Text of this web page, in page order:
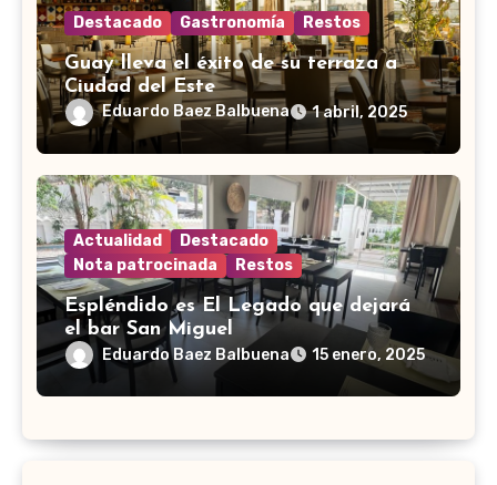
Destacado Gastronomía Restos
Guay lleva el éxito de su terraza a
Ciudad del Este
Eduardo Baez Balbuena 1 abril, 2025
Actualidad
Destacado
Nota patrocinada
Restos
Espléndido es El Legado que dejará
el bar San Miguel
Eduardo Baez Balbuena 15 enero, 2025